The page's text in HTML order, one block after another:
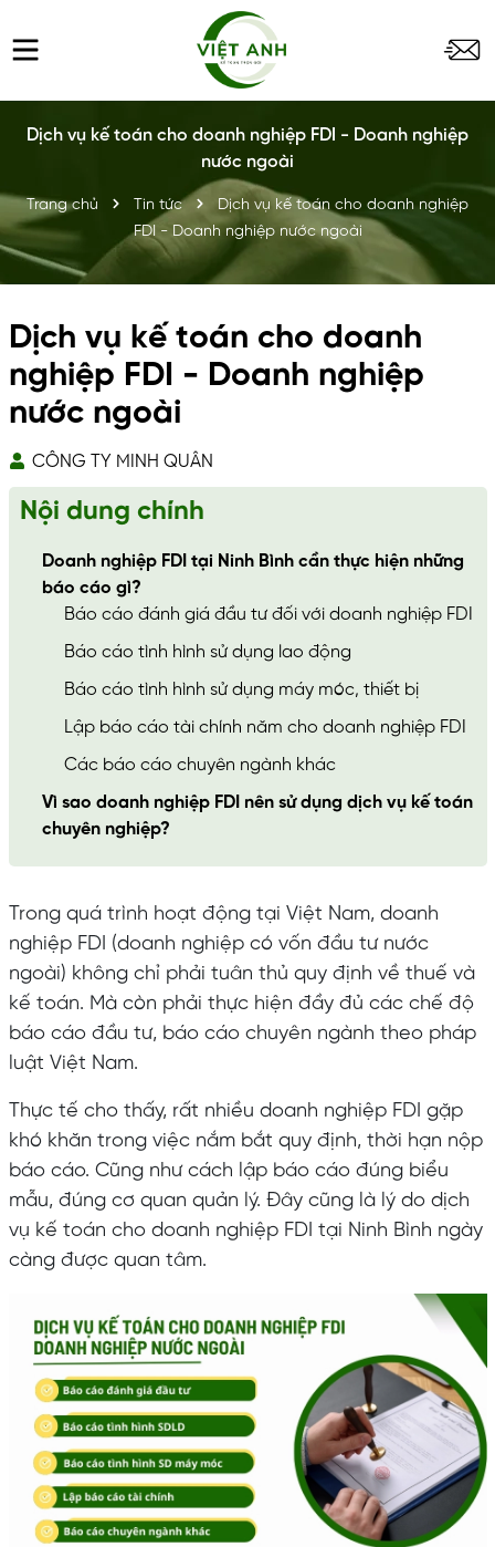
Dịch vụ kế toán cho doanh nghiệp FDI - Doanh nghiệp
nước ngoài
Trang chủ Tin tức
Dịch vụ kế toán cho doanh nghiệp
FDI - Doanh nghiệp nước ngoài
Dịch vụ kế toán cho doanh
nghiệp FDI - Doanh nghiệp
nước ngoài
CÔNG TY MINH QUÂN
Nội dung chính
Doanh nghiệp FDI tại Ninh Bình cần thực hiện những
báo cáo gì?
Báo cáo đánh giá đầu tư đối với doanh nghiệp FDI
Báo cáo tình hình sử dụng lao động
Báo cáo tình hình sử dụng máy móc, thiết bị
Lập báo cáo tài chính năm cho doanh nghiệp FDI
Các báo cáo chuyên ngành khác
Vì sao doanh nghiệp FDI nên sử dụng dịch vụ kế toán
chuyên nghiệp?
Trong quá trình hoạt động tại Việt Nam, doanh
nghiệp FDI (doanh nghiệp có vốn đầu tư nước
ngoài) không chỉ phải tuân thủ quy định về thuế và
kế toán. Mà còn phải thực hiện đầy đủ các chế độ
báo cáo đầu tư, báo cáo chuyên ngành theo pháp
luật Việt Nam.
Thực tế cho thấy, rất nhiều doanh nghiệp FDI gặp
khó khăn trong việc nắm bắt quy định, thời hạn nộp
báo cáo. Cũng như cách lập báo cáo đúng biểu
mẫu, đúng cơ quan quản lý. Đây cũng là lý do dịch
vụ kế toán cho doanh nghiệp FDI tại Ninh Bình ngày
càng được quan tâm.